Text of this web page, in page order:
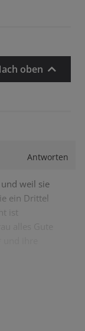
oben
Antworten
weil sie
ein Drittel
ist